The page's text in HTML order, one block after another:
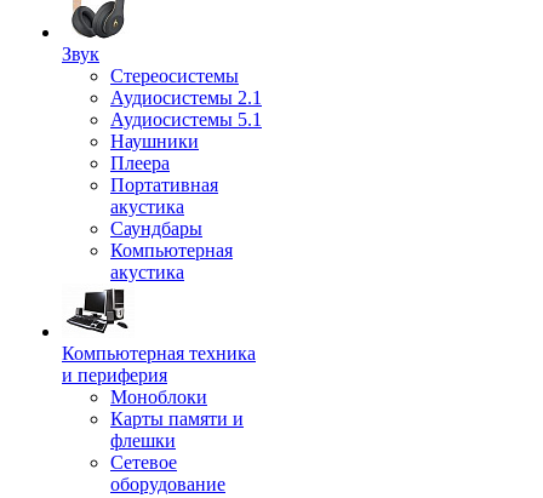
Звук
Стереосистемы
Аудиосистемы 2.1
Аудиосистемы 5.1
Наушники
Плеера
Портативная
акустика
Саундбары
Компьютерная
акустика
Компьютерная техника
и периферия
Моноблоки
Карты памяти и
флешки
Сетевое
оборудование